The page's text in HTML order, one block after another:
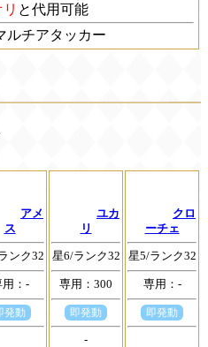
と代用可能
ルチアタッカー
アメ
ス
ンク32
用：-
発動
ユカ
リ
星6/ランク32
専用：300
即発動
-
クロ
ーチェ
星5/ランク32
専用：-
即発動